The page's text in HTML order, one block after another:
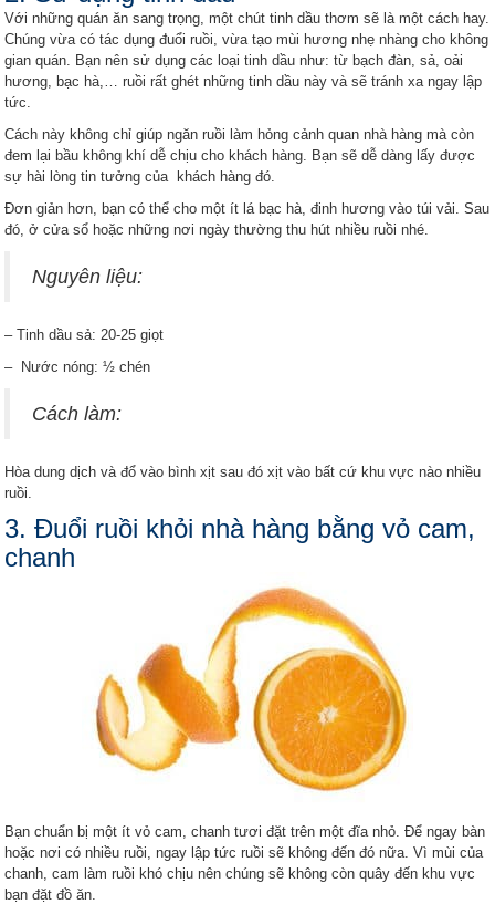
Với những quán ăn sang trọng, một chút tinh dầu thơm sẽ là một cách hay.
Chúng vừa có tác dụng đuổi ruồi, vừa tạo mùi hương nhẹ nhàng cho không
gian quán. Bạn nên sử dụng các loại tinh dầu như: từ bạch đàn, sả, oải
hương, bạc hà,… ruồi rất ghét những tinh dầu này và sẽ tránh xa ngay lập
tức.
Cách này không chỉ giúp ngăn ruồi làm hỏng cảnh quan nhà hàng mà còn
đem lại bầu không khí dễ chịu cho khách hàng. Bạn sẽ dễ dàng lấy được
sự hài lòng tin tưởng của khách hàng đó.
Đơn giản hơn, bạn có thể cho một ít lá bạc hà, đinh hương vào túi vải. Sau
đó, ở cửa sổ hoặc những nơi ngày thường thu hút nhiều ruồi nhé.
Nguyên liệu:
– Tinh dầu sả: 20-25 giọt
– Nước nóng: ½ chén
Cách làm:
Hòa dung dịch và đổ vào bình xịt sau đó xịt vào bất cứ khu vực nào nhiều
ruồi.
3. Đuổi ruồi khỏi nhà hàng bằng vỏ cam,
chanh
Bạn chuẩn bị một ít vỏ cam, chanh tươi đặt trên một đĩa nhỏ. Để ngay bàn
hoặc nơi có nhiều ruồi, ngay lập tức ruồi sẽ không đến đó nữa. Vì mùi của
chanh, cam làm ruồi khó chịu nên chúng sẽ không còn quây đến khu vực
bạn đặt đồ ăn.